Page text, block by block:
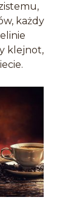
każdy
klejnot,